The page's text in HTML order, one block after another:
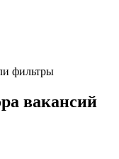
фильтры
вакансий